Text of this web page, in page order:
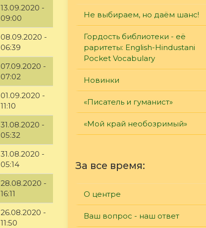
13.09.2020 -
09:00
08.09.2020 -
06:39
07.09.2020 -
07:02
01.09.2020 -
11:10
31.08.2020 -
05:32
31.08.2020 -
05:14
28.08.2020 -
16:11
26.08.2020 -
11:50
Не выбираем, но даём шанс!
Гордость библиотеки - её
раритеты: English-Hindustani
Pocket Vocabulary
Новинки
«Писатель и гуманист»
«Мой край необозримый»
За все время:
О центре
Ваш вопрос - наш ответ